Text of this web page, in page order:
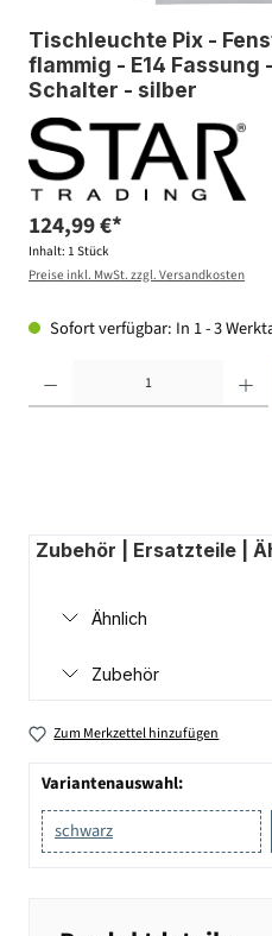
Tischleuchte Pix -
flammig - E14 Fassung
Schalter - silber
124,99 €*
Inhalt: 1 Stück
Preise inkl. MwSt. zzgl. Versandkosten
Sofort verfügbar: In 1 - 3
Zubehör | Ersatzteile |
Ähnlich
Zubehör
Zum Merkzettel hinzufügen
Variantenauswahl:
schwarz